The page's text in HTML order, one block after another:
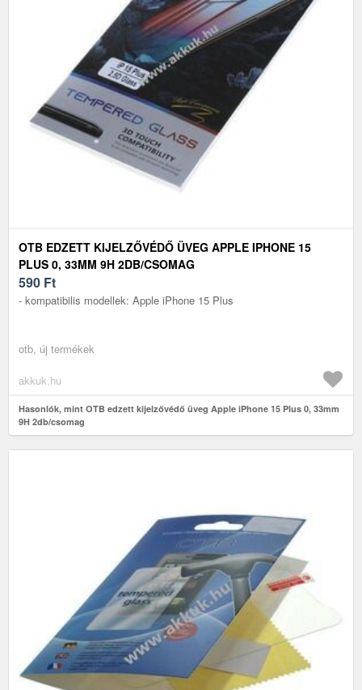
OTB EDZETT KIJELZŐVÉDŐ ÜVEG APPLE IPHONE 15
PLUS 0, 33MM 9H 2DB/CSOMAG
590 Ft
- kompatibilis modellek: Apple iPhone 15 Plus
otb, új termékek
akkuk.hu
Hasonlók, mint OTB edzett kijelzővédő üveg Apple iPhone 15 Plus 0, 33mm
9H 2db/csomag